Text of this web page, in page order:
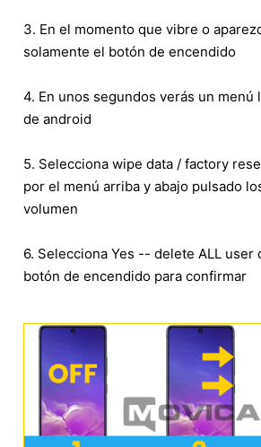
3. En el momento que vibre o
solamente el botón de encendido
4. En unos segundos verás un menú
de android
5. Selecciona wipe data / factory
por el menú arriba y abajo pulsado
volumen
6. Selecciona Yes -- delete ALL user
botón de encendido para confirmar